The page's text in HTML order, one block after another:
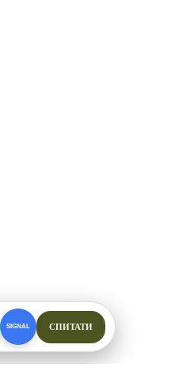
SIGNAL СПИТАТИ